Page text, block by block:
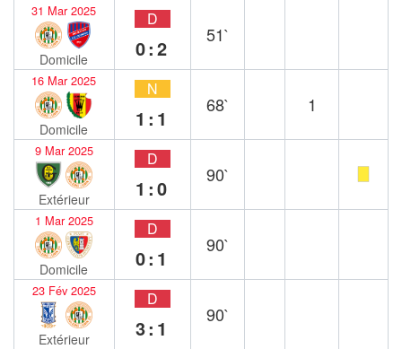
31 Mar 2025
Domicile
D
0:2
51`
16 Mar 2025
Domicile
N
1:1
68` 1
9 Mar 2025
Extérieur
D
1:0
90`
1 Mar 2025
Domicile
D
0:1
90`
23 Fév 2025
Extérieur
D
3:1
90`